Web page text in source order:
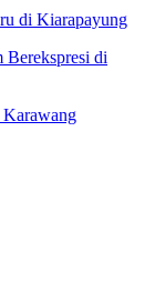
di Kiarapayung
Berekspresi di